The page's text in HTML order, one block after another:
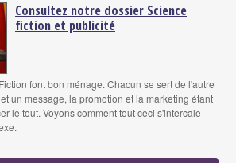
Consultez notre dossier Science
fiction et publicité
font bon ménage. Chacun se sert de l'autre
un message, la promotion et la marketing étant
le tout. Voyons comment tout ceci s'intercale